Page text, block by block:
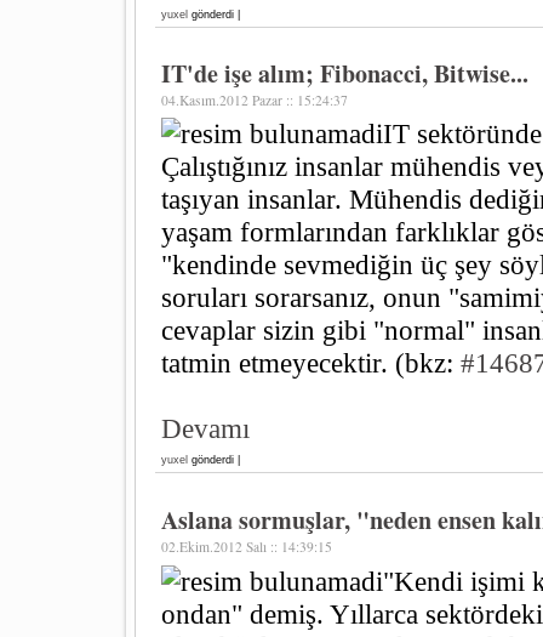
yuxel gönderdi |
IT'de işe alım; Fibonacci, Bitwise...
04.Kasım.2012 Pazar :: 15:24:37
IT
Çalıştığınız insanlar mühendis
taşıyan insanlar. Mühendis
yaşam formlarından farklıklar
"kendinde sevmediğin üç şey
soruları sorarsanız, onun
cevaplar sizin gibi "normal"
tatmin etmeyecektir. (bkz:
Devamı
yuxel gönderdi |
Aslana sormuşlar, "neden ensen
02.Ekim.2012 Salı :: 14:39:15
"Kendi işimi
ondan" demiş. Yıllarca